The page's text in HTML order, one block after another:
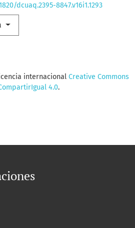
dcuaq.2395-8847.v16i1.1293
internacional Creative Commons
4.0.